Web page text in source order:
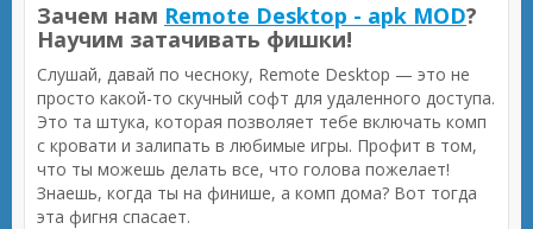
Зачем нам Remote Desktop - apk MOD?
Научим затачивать фишки!
Слушай, давай по чесноку, Remote Desktop — это не
просто какой-то скучный софт для удаленного доступа.
Это та штука, которая позволяет тебе включать комп
с кровати и залипать в любимые игры. Профит в том,
что ты можешь делать все, что голова пожелает!
Знаешь, когда ты на финише, а комп дома? Вот тогда
эта фигня спасает.